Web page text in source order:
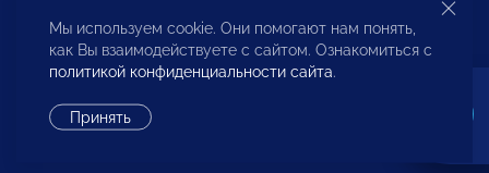
Бюро по защите прав предпринимателей и
инвесторов
Мы используем cookie. Они помогают нам понять,
как Вы взаимодействуете с сайтом. Ознакомиться с
политикой конфиденциальности сайта.
Принять